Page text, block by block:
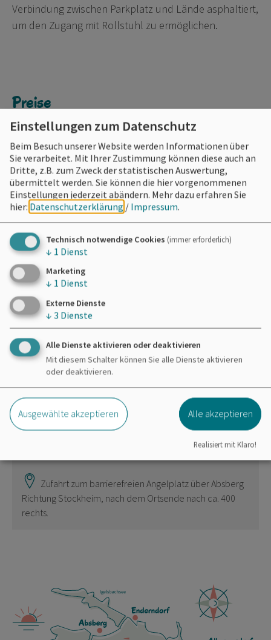
Verbindung zwischen Parkplatz und Lände asphaltiert,
um den Zugang mit Rollstuhl zu ermöglichen.
Preise
Tageserlaubnisscheine 12,- €
Wochenerlaubnisscheine 40,- €
inkl. Bootslizenz
Möchten Sie von
bereitgestellte externe Inhalte laden?
Zweckverband Brombachsee
91785 Pleinfeld
Zufahrt zum barrierefreien Angelplatz über Absberg
Richtung Stockheim, nach dem Ortsende nach ca. 400
rechts.
Einstellungen zum Datenschutz
Beim Besuch unserer Website werden Informationen über
Sie verarbeitet. Mit Ihrer Zustimmung können diese auch an
Dritte, z.B. zum Zweck der statistischen Auswertung,
übermittelt werden. Sie können die hier vorgenommenen
Einstellungen jederzeit abändern. Mehr dazu erfahren Sie
hier: Datenschutzerklärung / Impressum.
Technisch notwendige Cookies (immer erforderlich)
↓ 1 Dienst
Marketing
↓ 1 Dienst
Externe Dienste
↓ 3 Dienste
Alle Dienste aktivieren oder deaktivieren
Mit diesem Schalter können Sie alle Dienste aktivieren
oder deaktivieren.
Ausgewählte akzeptieren Alle akzeptieren
Realisiert mit Klaro!